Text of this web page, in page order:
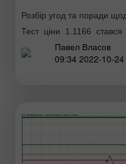
Розбір угод та поради
Тест ціни 1.1166
тільки починав рух вниз
підтвердженням
Павел Власов
09:34 2022-10-24